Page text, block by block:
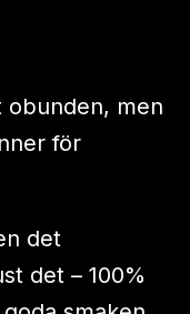
obunden, men
för
det
det – 100%